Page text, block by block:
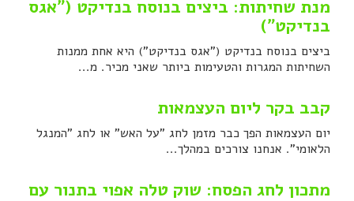
מנת שחיתות: ביצים בנוסח בנדיקט ("אגס
בנדיקט")
ביצים בנוסח בנדיקט ("אגס בנדיקט") היא אחת ממנות
השחיתות המגרות והטעימות ביותר שאני מכיר. מ...
קבב בקר ליום העצמאות
יום העצמאות הפך כבר מזמן לחג "על האש" או לחג "המנגל
הלאומי". אנחנו צורכים במהלך...
מתכון לחג הפסח: שוק טלה אפוי בתנור עם